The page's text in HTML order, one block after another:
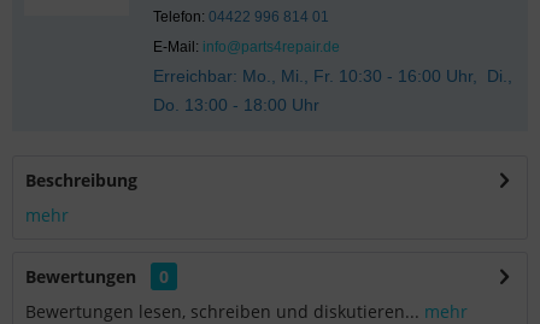
Telefon: 04422 996 814 01
E-Mail: info@parts4repair.de
Erreichbar: Mo., Mi., Fr. 10:30 - 16:00 Uhr, Di.,
Do. 13:00 - 18:00 Uhr
Beschreibung
mehr
Bewertungen
0
Bewertungen lesen, schreiben und diskutieren... mehr